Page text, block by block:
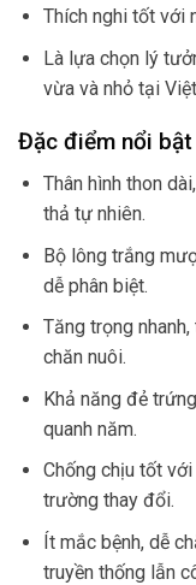
Thích nghi tốt với
Là lựa chọn lý
vừa và nhỏ tại
Đặc điểm nổi
Thân hình thon
thả tự nhiên.
Bộ lông trắng
dễ phân biệt.
Tăng trọng
chăn nuôi.
Khả năng đẻ
quanh năm.
Chống chịu tốt
trường thay đổi.
Ít mắc bệnh, dễ
truyền thống lẫn